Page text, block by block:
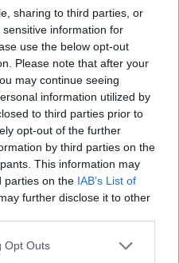
sharing to third parties, or
information for
use the below opt-out
Please note that after your
may continue seeing
information utilized by
to third parties prior to
opt-out of the further
by third parties on the
This information may
parties on the IAB’s List of
further disclose it to other
Opt Outs
στις 21
19:19
και μεγάλες
97 νεκροί
19:08
φέρνει την
με το «The Quiz
ΣΚΑΪ